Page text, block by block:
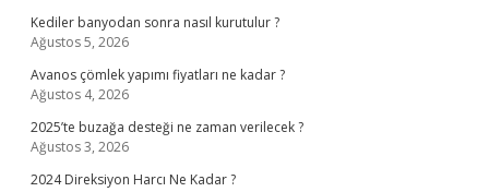
Kediler banyodan sonra nasıl kurutulur ?
Ağustos 5, 2026
Avanos çömlek yapımı fiyatları ne kadar ?
Ağustos 4, 2026
2025’te buzağa desteği ne zaman verilecek ?
Ağustos 3, 2026
2024 Direksiyon Harcı Ne Kadar ?